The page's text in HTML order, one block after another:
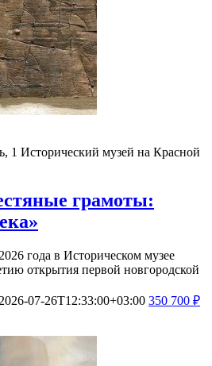
1 Исторический музей на Красной
грамоты:
года в Историческом музее
открытия первой новгородской
2026-07-26T12:33:00+03:00 350 700 ₽